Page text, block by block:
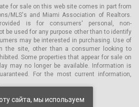
for sale on this web site comes in part from
MLS's and Miami Association of Realtors.
is for consumers' personal, non-
be used for any purpose other than to identify
may be interested in purchasing. Use of
the site, other than a consumer looking to
Some properties that appear for sale on
may no longer be available. Information is
For the most current information,
сайта, мы используем